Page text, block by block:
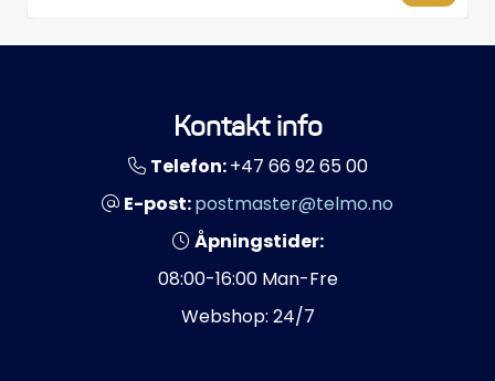
Kontakt info
Telefon:+47 66 92 65 00
E-post:postmaster@telmo.no
Åpningstider:
08:00-16:00 Man-Fre
Webshop: 24/7